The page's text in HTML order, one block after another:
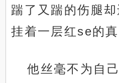
踹了又踹的伤腿却
挂着一层红se的
他丝毫不为自